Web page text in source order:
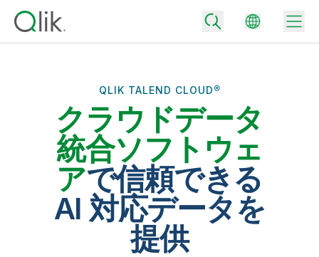
Qlik が選ばれる理由
データをビジネス成果へ
テクノロジーパートナーとの連携
Qlik のデータ統合とデータ分析の価値を最大化
データ統合
Back
データ統合とデータ品質の価格
適切なデータ統合プランで、信頼できるデータを迅速に提供し、よりスマー
トな意思決定を促進します。
イベント / Web セミナー
QLIK TALEND CLOUD®
クラウドデータ
統合ソフトウェ
アで信頼できる
AI 対応データを
提供